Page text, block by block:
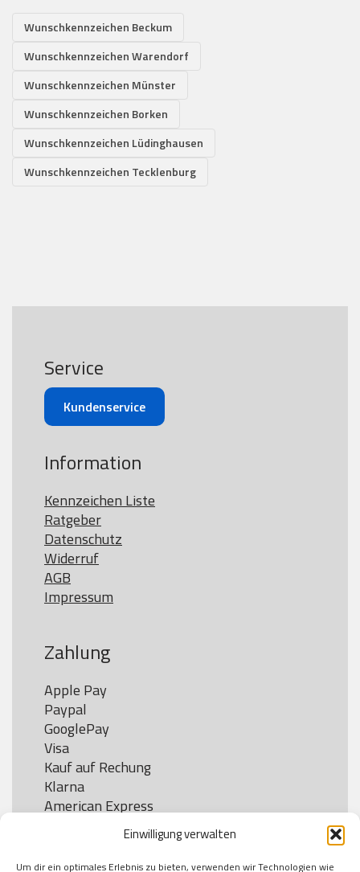
Einwilligung verwalten
Um dir ein optimales Erlebnis zu bieten, verwenden wir Technologien wie
Wunschkennzeichen Beckum
Wunschkennzeichen Warendorf
Wunschkennzeichen Münster
Wunschkennzeichen Borken
Wunschkennzeichen Lüdinghausen
Wunschkennzeichen Tecklenburg
Service
Kundenservice
Information
Kennzeichen Liste
Ratgeber
Datenschutz
Widerruf
AGB
Impressum
Zahlung
Apple Pay
Paypal
GooglePay
Visa
Kauf auf Rechung
Klarna
American Express